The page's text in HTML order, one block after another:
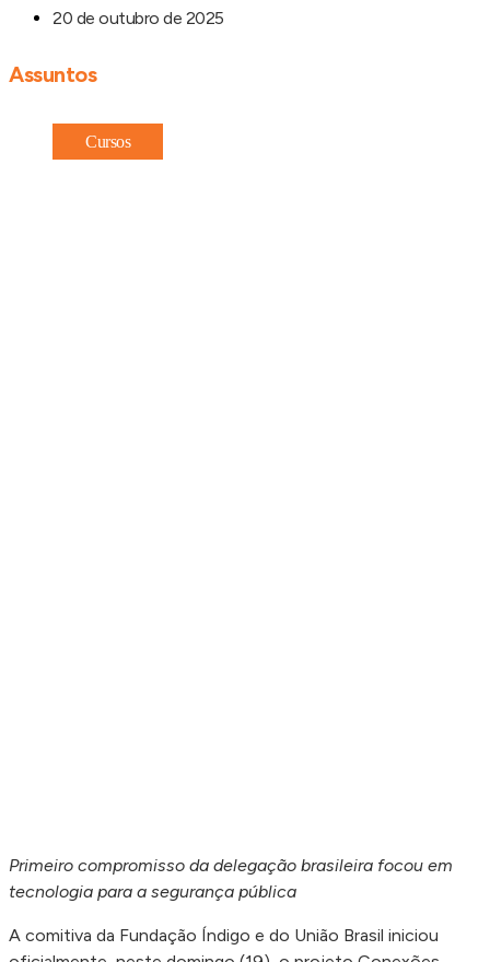
20 de outubro de 2025
Assuntos
Cursos
Primeiro compromisso da delegação brasileira focou em
tecnologia para a segurança pública
A comitiva da Fundação Índigo e do União Brasil iniciou